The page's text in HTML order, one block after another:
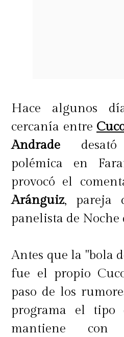
Hace algunos
cercanía entre
Andrade
polémica en
provocó el
Aránguiz, pareja
panelista de Noche
Antes que la "bola
fue el propio
paso de los
programa el tipo
mantiene con